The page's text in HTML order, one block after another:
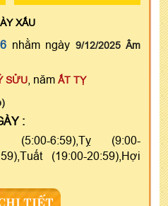
XẤU
nhằm ngày 9/12/2025 Âm
SỬU , năm ẤT TỴ
:
(5:00-6:59),Tỵ (9:00-
(19:00-20:59),Hợi
TIẾT